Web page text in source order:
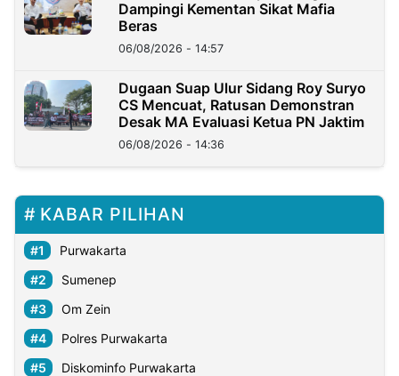
Dampingi Kementan Sikat Mafia
Beras
06/08/2026 - 14:57
Dugaan Suap Ulur Sidang Roy Suryo
CS Mencuat, Ratusan Demonstran
Desak MA Evaluasi Ketua PN Jaktim
06/08/2026 - 14:36
KABAR PILIHAN
Purwakarta
Sumenep
Om Zein
Polres Purwakarta
Diskominfo Purwakarta